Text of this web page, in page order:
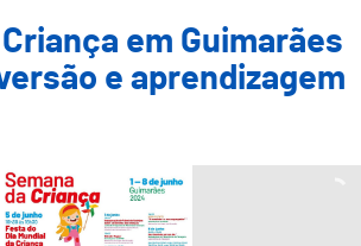
em Guimarães
e aprendizagem